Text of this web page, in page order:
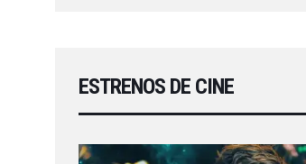
ESTRENOS DE CINE